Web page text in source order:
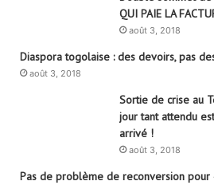
QUI PAIE LA
août 3, 2018
Diaspora togolaise : des devoirs, pas
août 3, 2018
Sortie de crise au
jour tant attendu
arrivé !
août 3, 2018
Pas de problème de reconversion pour